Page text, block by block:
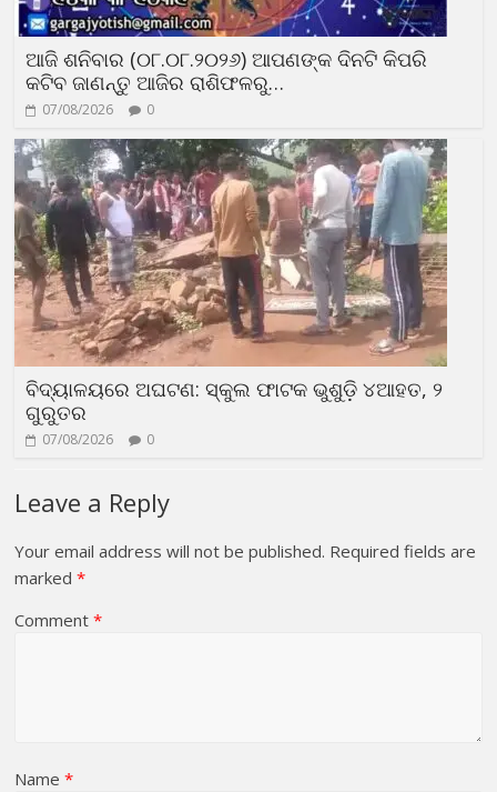
ଆଜି ଶନିବାର (୦୮.୦୮.୨୦୨୬) ଆପଣଙ୍କ ଦିନଟି କିପରି
କଟିବ ଜାଣନ୍ତୁ ଆଜିର ରାଶିଫଳରୁ…
07/08/2026 0
ବିଦ୍ୟାଳୟରେ ଅଘଟଣ: ସ୍କୁଲ ଫାଟକ ଭୁଶୁଡ଼ି ୪ଆହତ, ୨
ଗୁରୁତର
07/08/2026 0
Leave a Reply
Your email address will not be published. Required fields are
marked*
Comment*
Name*